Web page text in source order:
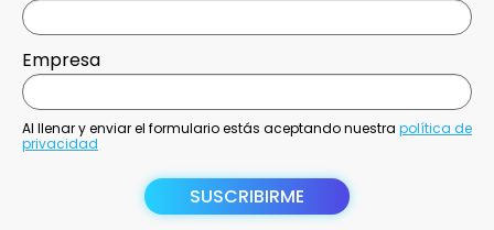
Empresa
Al llenar y enviar el formulario estás aceptando nuestra política de
privacidad
SUSCRIBIRME